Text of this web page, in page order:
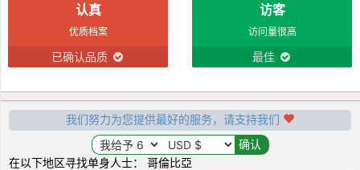
认真
优质档案
已确认品质
访客
访问量很高
最佳
我们努力为您提供最好的服务，请支持我们
在以下地区寻找单身人士： 哥倫比亞